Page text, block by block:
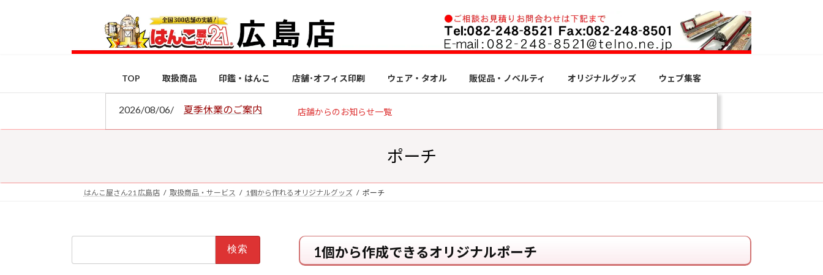
ス
ン
TOP 取扱商品 印鑑・はんこ 店舗･オフィス印刷 ウェア・タオル 販促品・ノベルティ オリジナルグッズ ウェブ集客
2026/08/06/ 夏季休業のご案内 店舗からのお知らせ一覧
ポーチ
はんこ屋さん21 広島店 取扱商品・サービス 1個から作れるオリジナルグッズ ポーチ
1個から作成できるオリジナルポーチ